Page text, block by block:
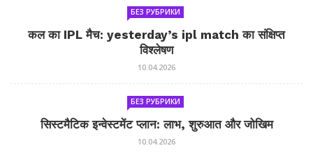
БЕЗ РУБРИКИ
कल का IPL मैच: yesterday’s ipl match का संक्षिप्त
विश्लेषण
10.04.2026
БЕЗ РУБРИКИ
सिस्टमैटिक इन्वेस्टमेंट प्लान: लाभ, शुरुआत और जोखिम
10.04.2026